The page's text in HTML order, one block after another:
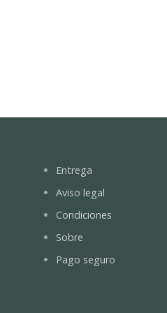
Entrega
Aviso legal
Condiciones
Sobre
Pago seguro